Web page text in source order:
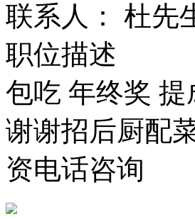
联系人： 杜先
职位描述
包吃 年终奖 提
谢谢招后厨配
资电话咨询